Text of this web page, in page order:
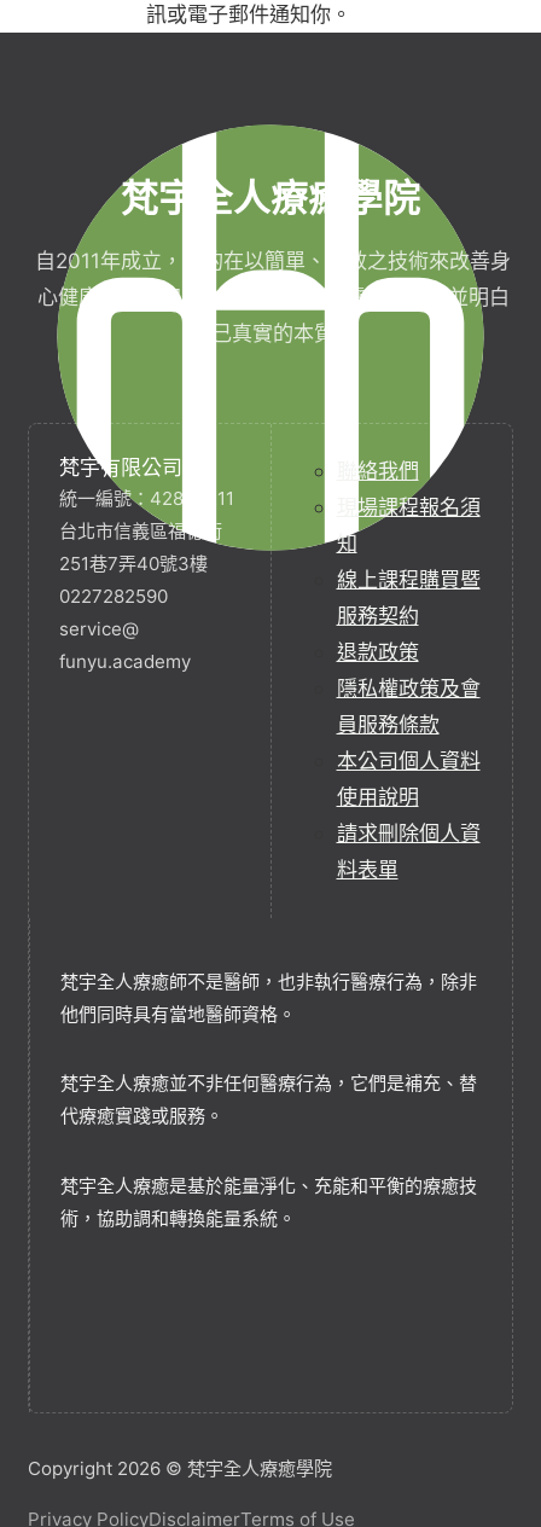
訊或電子郵件通知你。
梵宇全人療癒學院
自2011年成立，目的在以簡單、有效之技術來改善身
心健康，協助完成生命目標與實現靈性生活，並明白
自己真實的本質。
梵宇有限公司
統一編號：42854211
台北市信義區福德街
251巷7弄40號3樓
0227282590
service@
funyu.academy
聯絡我們
現場課程報名須
知
線上課程購買暨
服務契約
退款政策
隱私權政策及會
員服務條款
本公司個人資料
使用說明
請求刪除個人資
料表單
梵宇全人療癒師不是醫師，也非執行醫療行為，除非
他們同時具有當地醫師資格。
梵宇全人療癒並不非任何醫療行為，它們是補充、替
代療癒實踐或服務。
梵宇全人療癒是基於能量淨化、充能和平衡的療癒技
術，協助調和轉換能量系統。
Copyright 2026 © 梵宇全人療癒學院
Privacy PolicyDisclaimerTerms of Use